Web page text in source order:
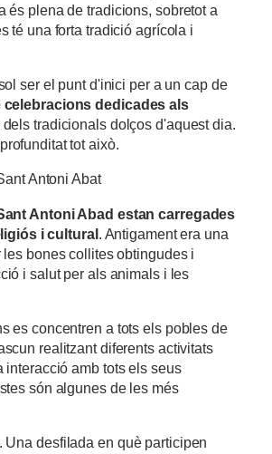
és plena de tradicions, sobretot a
té una forta tradició agrícola i
ser el punt d'inici per a un cap de
celebracions dedicades als
dels tradicionals dolços d'aquest dia.
tot això.
Antoni Abat
Antoni Abad estan carregades
i cultural. Antigament era una
les bones collites obtingudes i
i salut per als animals i les
es concentren a tots els pobles de
realitzant diferents activitats
interacció amb tots els seus
són algunes de les més
Una desfilada en què participen